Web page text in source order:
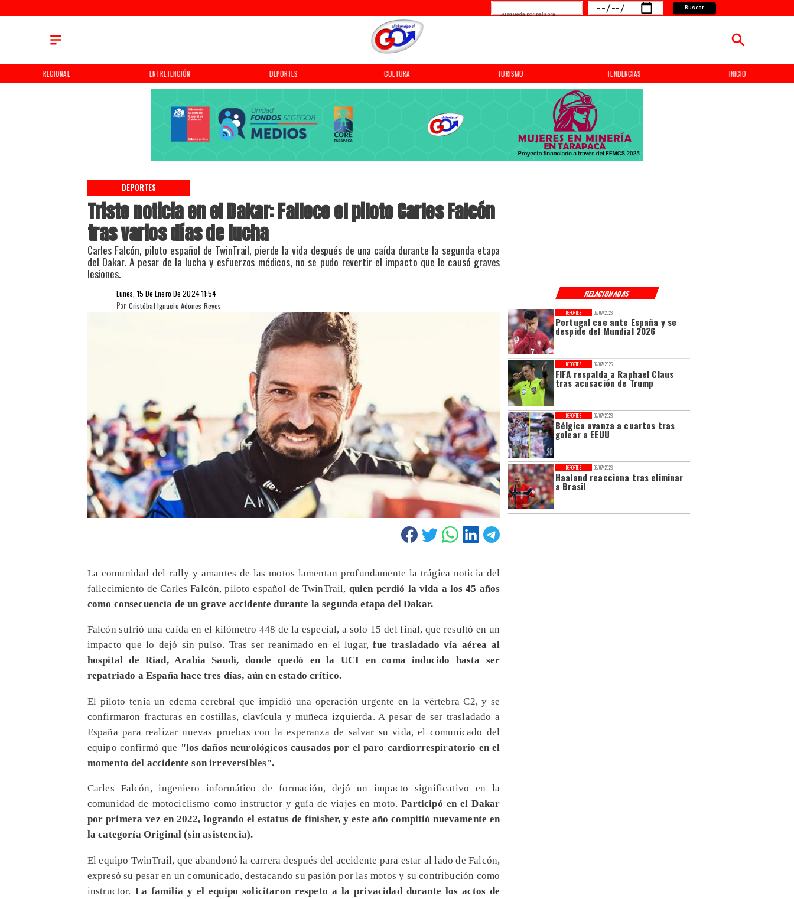
REGIONAL ENTRETENCIÓN DEPORTES CULTURA TURISMO TENDENCIAS INICIO
Buscar
Búsqueda por palabra
Triste noticia en el Dakar: Fallece el piloto Carles Falcón
tras varios días de lucha
​Carles Falcón, piloto español de TwinTrail, pierde la vida después de una caída durante la segunda etapa
del Dakar. A pesar de la lucha y esfuerzos médicos, no se pudo revertir el impacto que le causó graves
lesiones.
DEPORTES
RELACIONADAS
Lunes, 15 De Enero De 2024 11:54
Cristóbal Ignacio Adones Reyes
Por
07/07/2026
Portugal cae ante España y se
despide del Mundial 2026
DEPORTES
07/07/2026
FIFA respalda a Raphael Claus
tras acusación de Trump
DEPORTES
07/07/2026
Bélgica avanza a cuartos tras
golear a EEUU
DEPORTES
06/07/2026
Haaland reacciona tras eliminar
a Brasil
DEPORTES
​La comunidad del rally y amantes de las motos lamentan profundamente la trágica noticia del
fallecimiento de Carles Falcón, piloto español de TwinTrail, quien perdió la vida a los 45 años
como consecuencia de un grave accidente durante la segunda etapa del Dakar.
​Falcón sufrió una caída en el kilómetro 448 de la especial, a solo 15 del final, que resultó en un
impacto que lo dejó sin pulso. Tras ser reanimado en el lugar,fue trasladado vía aérea al
hospital de Riad, Arabia Saudí, donde quedó en la UCI en coma inducido hasta ser
repatriado a España hace tres días, aún en estado crítico.
El piloto tenía un edema cerebral que impidió una operación urgente en la vértebra C2, y se
confirmaron fracturas en costillas, clavícula y muñeca izquierda. A pesar de ser trasladado a
España para realizar nuevas pruebas con la esperanza de salvar su vida, el comunicado del
equipo confirmó que "los daños neurológicos causados por el paro cardiorrespiratorio en el
momento del accidente son irreversibles".
Carles Falcón, ingeniero informático de formación, dejó un impacto significativo en la
comunidad de motociclismo como instructor y guía de viajes en moto.Participó en el Dakar
por primera vez en 2022, logrando el estatus de finisher, y este año compitió nuevamente en
la categoría Original (sin asistencia).
El equipo TwinTrail, que abandonó la carrera después del accidente para estar al lado de Falcón,
expresó su pesar en un comunicado, destacando su pasión por las motos y su contribución como
instructor. La familia y el equipo solicitaron respeto a la privacidad durante los actos de